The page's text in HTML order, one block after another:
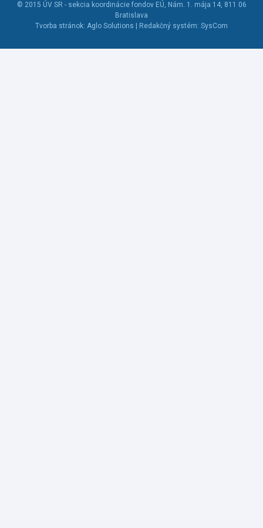
© 2015 ÚV SR - sekcia koordinácie fondov EÚ, Nám. 1. mája 14, 811 06
Bratislava
Tvorba stránok: Aglo Solutions | Redakčný systém: SysCom